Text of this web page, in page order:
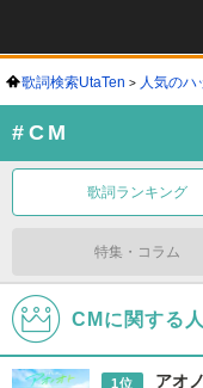
歌詞検索UtaTen 人気のハ
#CM
歌詞ランキング
特集・コラム
CMに関する
1位 アオ